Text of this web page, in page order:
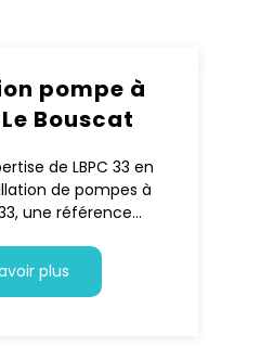
pompe à
Bouscat
de LBPC 33 en
de pompes à
une référence...
plus